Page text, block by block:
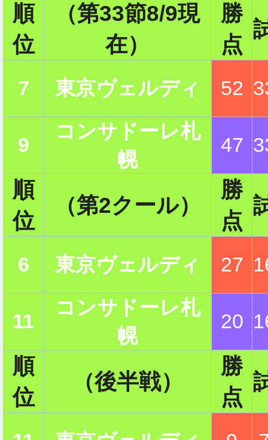
順
位
（第33節8/9現
在）
勝
点
7 東京ヴェルディ 52
9
コンサドーレ札
幌
47
順
位
（第2クール）
勝
点
6 東京ヴェルディ 27
11
コンサドーレ札
幌
20
順
位
（後半戦）
勝
点